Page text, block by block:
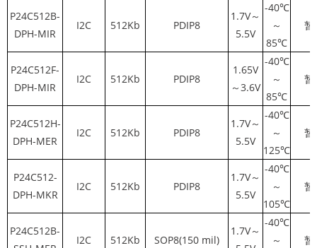
P24C512B-
DPH-MIR
I2C 512Kb PDIP8
1.7V～
5.5V
-40℃
～
85℃
暂
P24C512F-
DPH-MIR
I2C 512Kb PDIP8
1.65V
～3.6V
-40℃
～
85℃
暂
P24C512H-
DPH-MER
I2C 512Kb PDIP8
1.7V～
5.5V
-40℃
～
125℃
暂
P24C512-
DPH-MKR
I2C 512Kb PDIP8
1.7V～
5.5V
-40℃
～
105℃
暂
P24C512B-
I2C 512Kb SOP8(150 mil)
1.7V～
-40℃
～
暂